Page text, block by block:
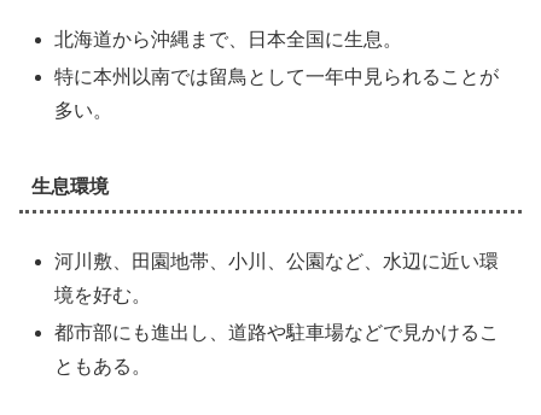
北海道から沖縄まで、日本全国に生息。
特に本州以南では留鳥として一年中見られることが
多い。
生息環境
河川敷、田園地帯、小川、公園など、水辺に近い環
境を好む。
都市部にも進出し、道路や駐車場などで見かけるこ
ともある。